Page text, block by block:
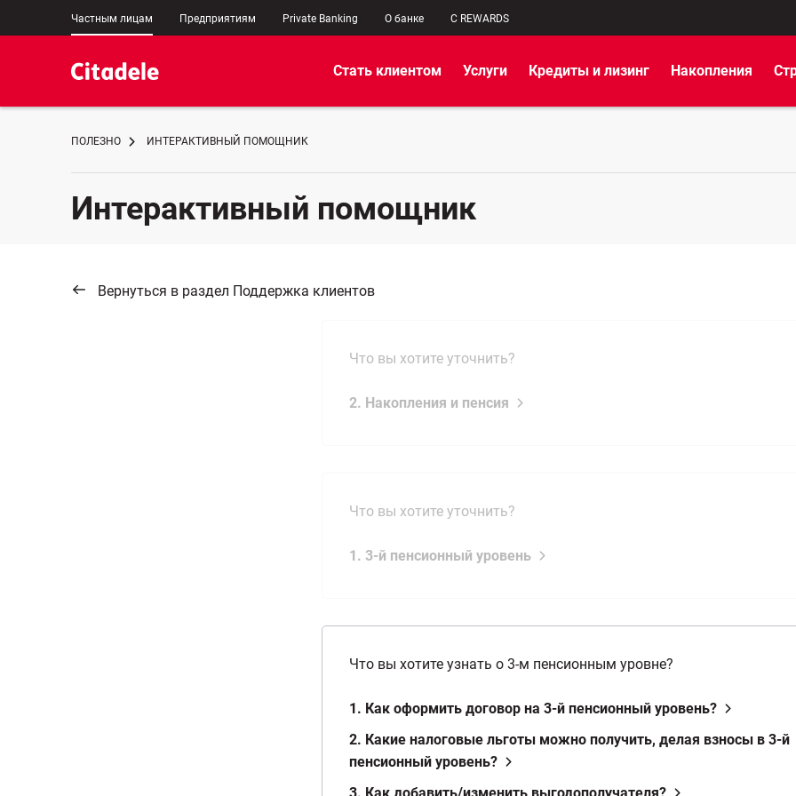
Частным лицам Предприятиям Private Banking О банке C REWARDS
Стать клиентом Услуги Кредиты и лизинг Накопления
ПОЛЕЗНО ИНТЕРАКТИВНЫЙ ПОМОЩНИК
Интерактивный помощник
Вернуться в раздел Поддержка клиентов
Что вы хотите уточнить?
2. Накопления и пенсия
Что вы хотите уточнить?
1. 3-й пенсионный уровень
Что вы хотите узнать о 3-м пенсионным уровне?
1. Как оформить договор на 3-й пенсионный уровень?
2. Какие налоговые льготы можно получить, делая взносы в 3-й
пенсионный уровень?